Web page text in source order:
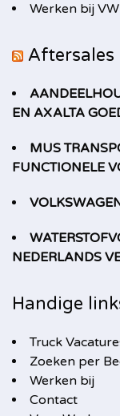
Werken bij
Aftersales
EN AXALTA
MUS
FUNCTIONELE
NEDERLANDS
Handige
Truck
Zoeken per
Werken bij
Contact